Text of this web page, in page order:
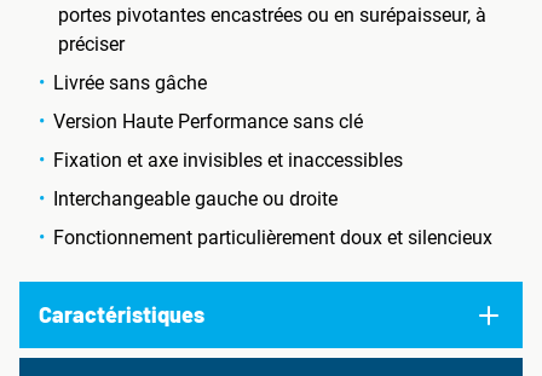
portes pivotantes encastrées ou en surépaisseur, à
préciser
Livrée sans gâche
Version Haute Performance sans clé
Fixation et axe invisibles et inaccessibles
Interchangeable gauche ou droite
Fonctionnement particulièrement doux et silencieux
Caractéristiques